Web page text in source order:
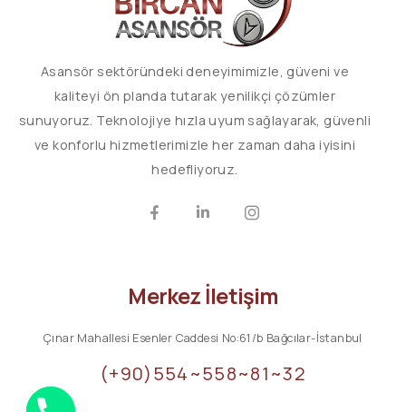
Asansör sektöründeki deneyimimizle, güveni ve
kaliteyi ön planda tutarak yenilikçi çözümler
sunuyoruz. Teknolojiye hızla uyum sağlayarak, güvenli
ve konforlu hizmetlerimizle her zaman daha iyisini
hedefliyoruz.
Merkez İletişim
Çınar Mahallesi Esenler Caddesi No:61/b Bağcılar-İstanbul
(+90)554~558~81~32